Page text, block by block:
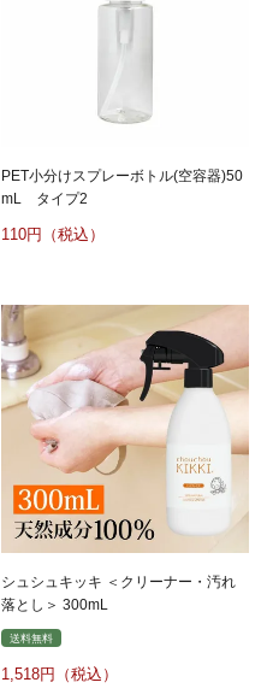
PET小分けスプレーボトル(空容器)50
mL タイプ2
110
シュシュキッキ ＜クリーナー・汚れ
落とし＞ 300mL
送料無料
1,518